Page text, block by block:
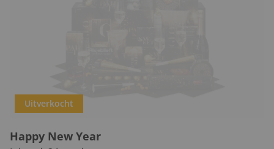
Uitverkocht
Happy New Year